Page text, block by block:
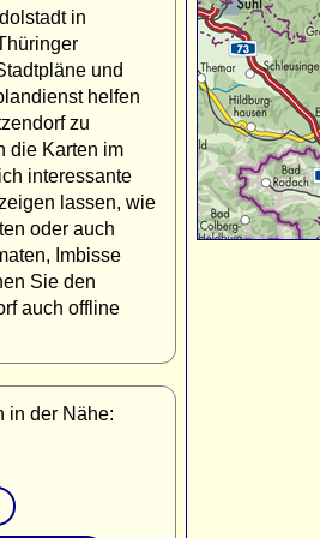
in
und
helfen
zu
die Karten im
interessante
lassen, wie
oder auch
Imbisse
Sie den
auch offline
in der Nähe: